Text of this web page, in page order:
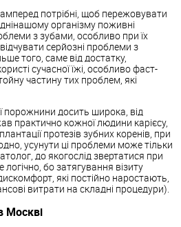
потрібні, щоб пережовувати
організму поживні
з зубами, особливо при їх
серйозні проблеми з
того, саме від достатку,
сучасної їжі, особливо фаст-
частину тих проблем, які
порожнини досить широка, від
практично кожної людини карієсу,
протезів зубних коренів, при
усунути ці проблеми може тільки
до якогослід звертатися при
бо затягування візиту
які постійно наростають,
витрати на складні процедури).
Москві